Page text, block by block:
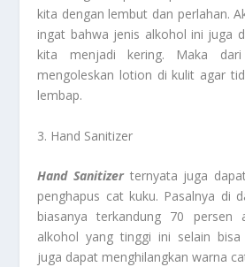
kita dengan lembut dan perlahan.
ingat bahwa jenis alkohol ini juga
kita menjadi kering. Maka
mengoleskan lotion di kulit agar
lembap.
3. Hand Sanitizer
Hand Sanitizerternyata juga
penghapus cat kuku. Pasalnya di
biasanya terkandung 70 persen
alkohol yang tinggi ini selain
juga dapat menghilangkan warna